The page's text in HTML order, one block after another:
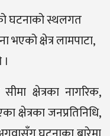
घटनाको स्थलगत
क्षेत्र लामपाटा,
क्षेत्रका नागरिक,
क्षेत्रका जनप्रतिनिधि,